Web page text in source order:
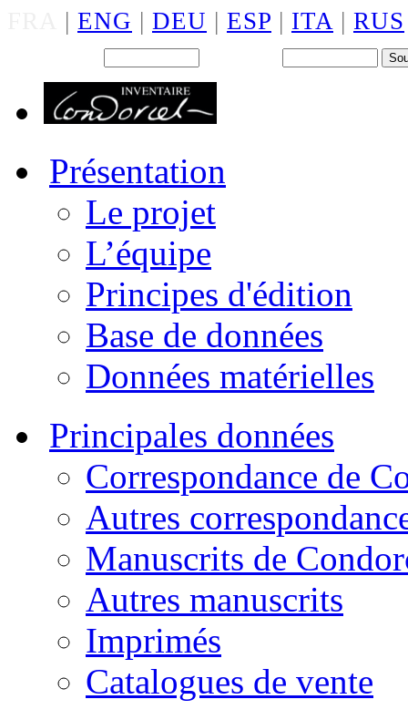
| ENG | DEU | ESP | ITA | RUS
Présentation
Le projet
L’équipe
Principes d'édition
Base de données
Données matérielles
Principales données
Correspondance de
Autres
Manuscrits de
Autres manuscrits
Imprimés
Catalogues de vente